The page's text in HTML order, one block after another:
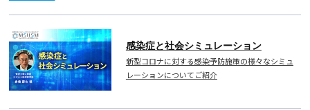
感染症と社会シミュレーション
新型コロナに対する感染予防施策の様々なシミュ
レーションについてご紹介